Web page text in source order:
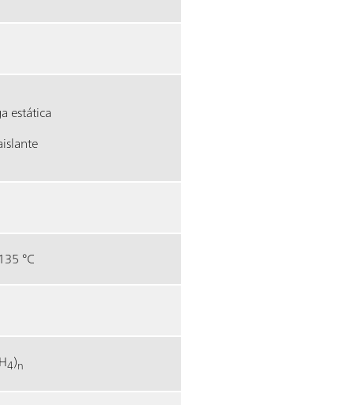
estática
°C
H4)n